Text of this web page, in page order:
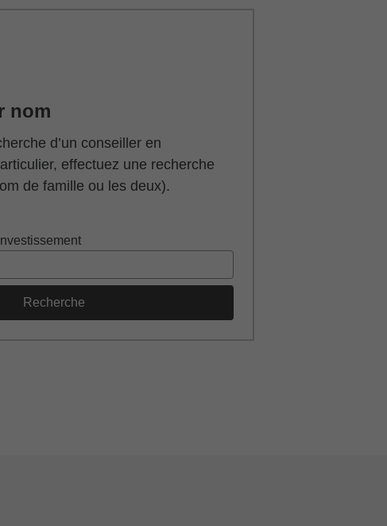
nom
d’un conseiller en
effectuez une recherche
de famille ou les deux).
Recherche